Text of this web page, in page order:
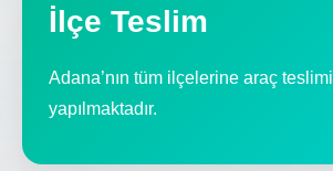
İlçe Teslim
Adana’nın tüm ilçelerine araç teslimi
yapılmaktadır.